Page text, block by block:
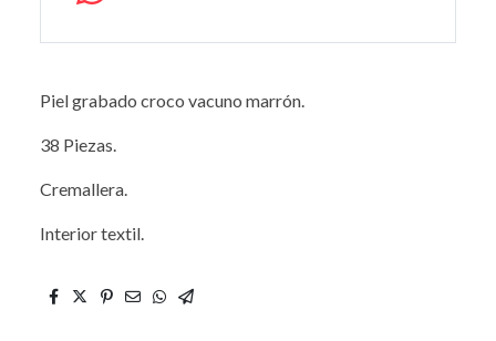
Piel grabado croco vacuno marrón.
38 Piezas.
Cremallera.
Interior textil.